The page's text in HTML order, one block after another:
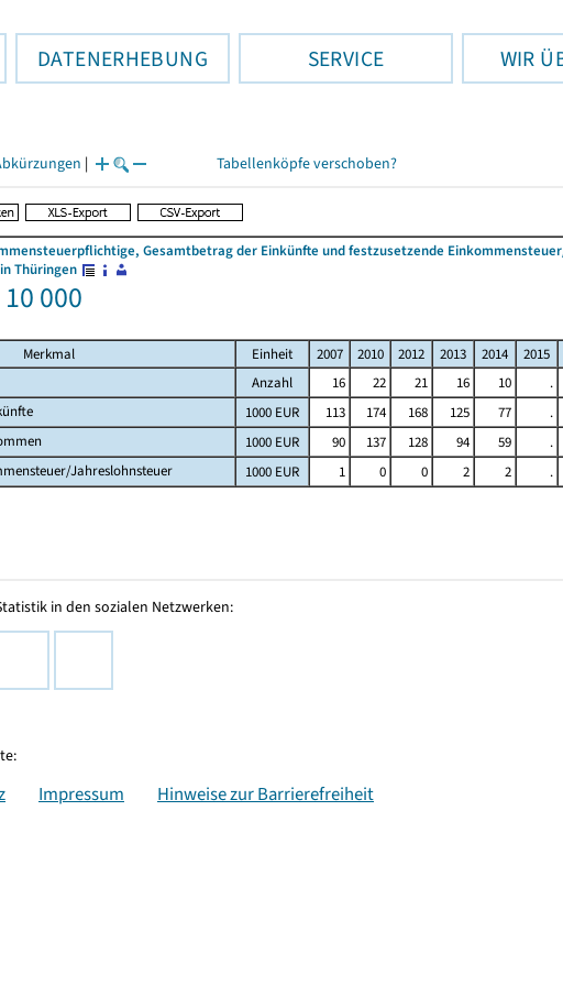
DATENERHEBUNG SERVICE WIR
| Tabellenköpfe verschoben?
Gesamtbetrag der Einkünfte und festzusetzende
Thüringen
000
Merkmal Einheit 2007 2010 2012 2013 2014 2015
Anzahl 16 22 21 16 10 .
1000 EUR 113 174 168 125 77 .
1000 EUR 90 137 128 94 59 .
Jahreslohnsteuer
1000 EUR 1 0 0 2 2 .
in den sozialen Netzwerken:
Impressum Hinweise zur Barrierefreiheit